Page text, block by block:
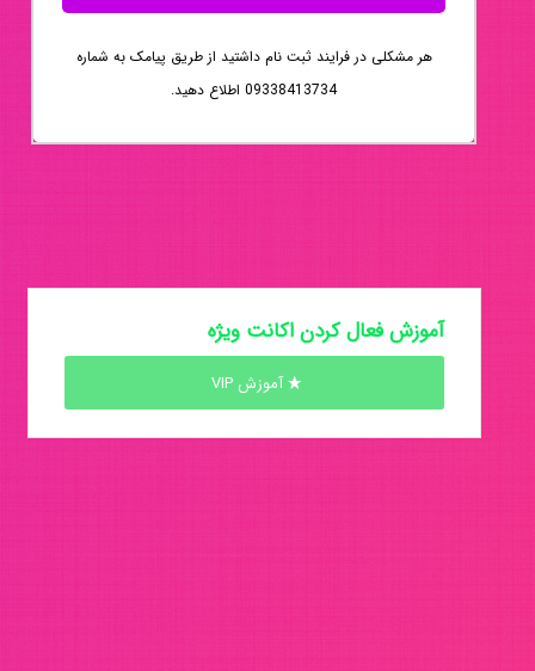
هر مشکلی در فرایند ثبت نام داشتید از طریق پیامک به شماره
09338413734 اطلاع دهید.
آموزش فعال کردن اکانت ویژه
آموزش VIP